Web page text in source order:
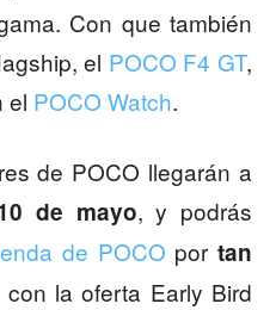
Con que también
el POCO F4 GT,
el POCO Watch.
de POCO llegarán a
de mayo, y podrás
de POCO portan
con la oferta Early Bird